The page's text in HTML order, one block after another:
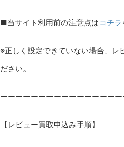
■当サイト利用前の注意点はコチラ
※正しく設定できていない場合、レ
ださい。
ーーーーーーーーーーーーーーー
【レビュー買取申込み手順】